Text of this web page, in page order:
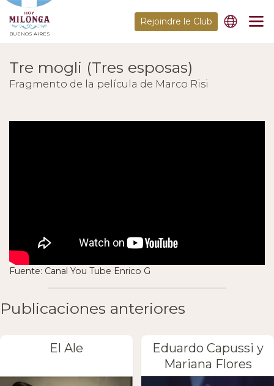
BUENOS AIRES
Rejoindre le Club
Tre mogli (Tres esposas)
Fragmento de la película de Marco Risi
Fuente: Canal You Tube Enrico G
Publicaciones anteriores
El Ale
Eduardo Capussi y
Mariana Flores